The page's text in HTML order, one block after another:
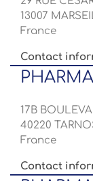
13007
France
Contact
17B
40220
France
Contact